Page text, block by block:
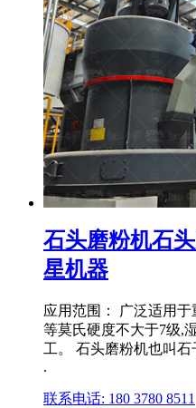
石头磨粉机石
星机器
应用范围： 广泛适用
等莫氏硬度不大于7级,
工。 石头磨粉机也叫石
.
联系电话: 180 3780 8511